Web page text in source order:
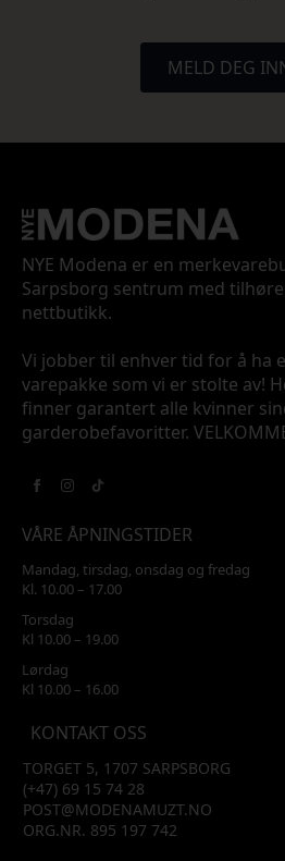
MELD DEG
NYE Modena er en
Sarpsborg sentrum med
nettbutikk.
Vi jobber til enhver tid for å ha
varepakke som vi er stolte av!
finner garantert alle kvinner
garderobefavoritter.
VÅRE ÅPNINGSTIDER
Mandag, tirsdag, onsdag og fredag
Kl. 10.00 – 17.00
Torsdag
Kl 10.00 – 19.00
Lørdag
Kl 10.00 – 16.00
KONTAKT OSS
TORGET 5, 1707 SARPSBORG
(+47) 69 15 74 28
POST@MODENAMUZT.NO
ORG.NR. 895 197 742